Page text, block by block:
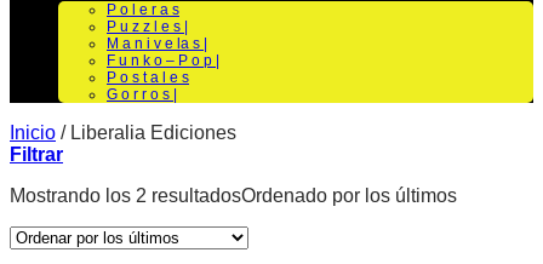
P o l e r a s
P u z z l e s |
M a n i v e la s |
F u n k o – P o p |
P o s t a l e s
G o r r o s |
Inicio /Liberalia Ediciones
Filtrar
Mostrando los 2 resultadosOrdenado por los últimos